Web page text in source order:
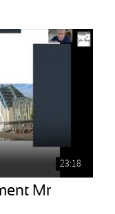
23:18
Mr